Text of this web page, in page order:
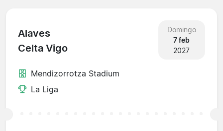
Alaves
Celta Vigo
Domingo
7 feb
2027
Mendizorrotza Stadium
La Liga